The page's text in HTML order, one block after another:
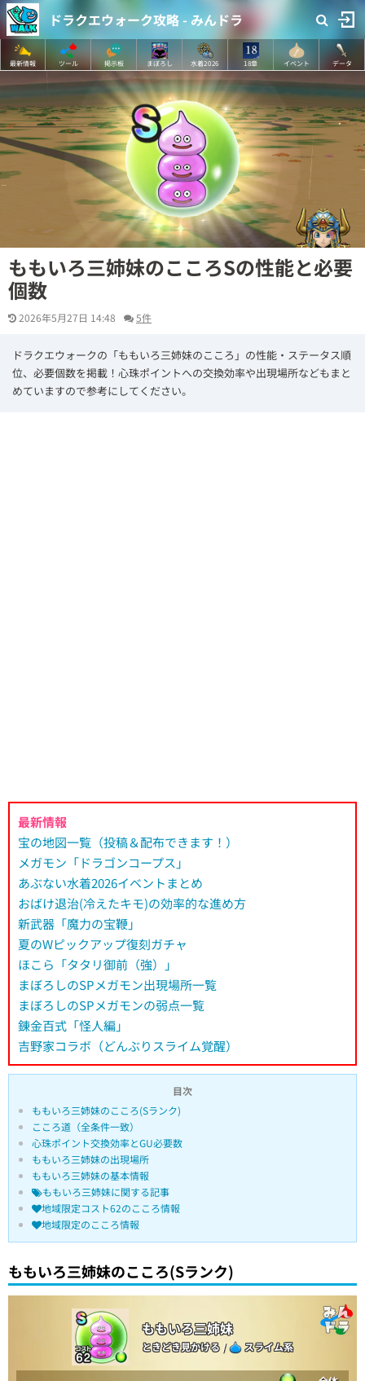
ドラクエウォーク攻略 - みんドラ
最新情報 ツール 掲示板 まぼろし 水着2026 18章 イベント データ
ももいろ三姉妹のこころSの性能と必要
個数
2026年5月27日 14:48 5件
ドラクエウォークの「ももいろ三姉妹のこころ」の性能・ステータス順
位、必要個数を掲載！心珠ポイントへの交換効率や出現場所などもまと
めていますので参考にしてください。
最新情報
宝の地図一覧（投稿＆配布できます！）
メガモン「ドラゴンコープス」
あぶない水着2026イベントまとめ
おばけ退治(冷えたキモ)の効率的な進め方
新武器「魔力の宝鞭」
夏のWピックアップ復刻ガチャ
ほこら「タタリ御前（強）」
まぼろしのSPメガモン出現場所一覧
まぼろしのSPメガモンの弱点一覧
錬金百式「怪人編」
吉野家コラボ（どんぶりスライム覚醒）
目次
ももいろ三姉妹のこころ(Sランク)
こころ道（全条件一致）
心珠ポイント交換効率とGU必要数
ももいろ三姉妹の出現場所
ももいろ三姉妹の基本情報
ももいろ三姉妹に関する記事
地域限定コスト62のこころ情報
地域限定のこころ情報
ももいろ三姉妹のこころ(Sランク)
ももいろ三姉妹
ときどき見かける / スライム系